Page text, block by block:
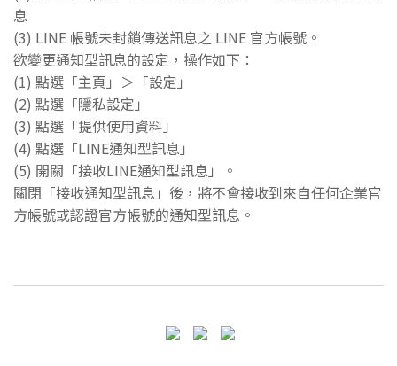
息
(3) LINE 帳號未封鎖傳送訊息之 LINE 官方帳號。
欲變更通知型訊息的設定，操作如下：
(1) 點選「主頁」＞「設定」
(2) 點選「隱私設定」
(3) 點選「提供使用資料」
(4) 點選「LINE通知型訊息」
(5) 開關「接收LINE通知型訊息」。
關閉「接收通知型訊息」後，將不會接收到來自任何企業官
方帳號或認證官方帳號的通知型訊息。